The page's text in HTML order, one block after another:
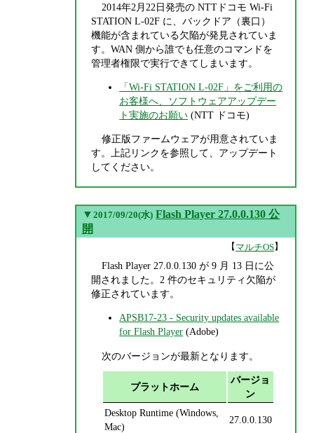
2014年2月22日発売の NTTドコモ Wi-Fi
STATION L-02F に、バックドア（裏口）
機能が含まれている欠陥が発見されていま
す。WAN 側から誰でも任意のコマンドを
管理者権限で実行できてしまいます。
「Wi-Fi STATION L-02F」をご利用の
お客様へ、ソフトウェアアップデー
ト実施のお願い (NTT ドコモ)
修正版ファームウェアが用意されていま
す。上記リンクを参照して、アップデート
してください。
▼ 2017/09/20(水) Flash Player 27.0.0.130 公
開
【マルチOS】
Flash Player 27.0.0.130 が 9 月 13 日に公
開されました。2 件のセキュリティ欠陥が
修正されています。
APSB17-23 - Security updates available
for Flash Player (Adobe)
次のバージョンが最新となります。
プラットホーム
バージョ
ン
Desktop Runtime (Windows,
Mac)
27.0.0.130